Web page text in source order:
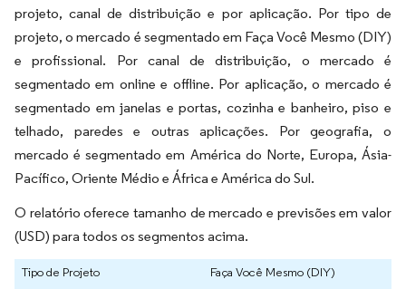
projeto, canal de distribuição e por aplicação. Por tipo de
projeto, o mercado é segmentado em Faça Você Mesmo (DIY)
e profissional. Por canal de distribuição, o mercado é
segmentado em online e offline. Por aplicação, o mercado é
segmentado em janelas e portas, cozinha e banheiro, piso e
telhado, paredes e outras aplicações. Por geografia, o
mercado é segmentado em América do Norte, Europa, Ásia-
Pacífico, Oriente Médio e África e América do Sul.
O relatório oferece tamanho de mercado e previsões em valor
(USD) para todos os segmentos acima.
Tipo de Projeto
Faça Você Mesmo (DIY)